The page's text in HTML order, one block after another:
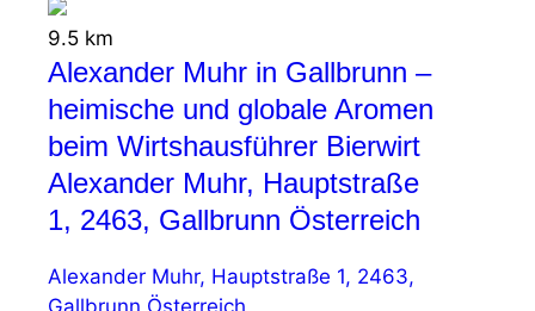
9.5 km
Alexander Muhr in Gallbrunn –
heimische und globale Aromen
beim Wirtshausführer Bierwirt
Alexander Muhr, Hauptstraße
1, 2463, Gallbrunn Österreich
Alexander Muhr, Hauptstraße 1, 2463,
Gallbrunn Österreich